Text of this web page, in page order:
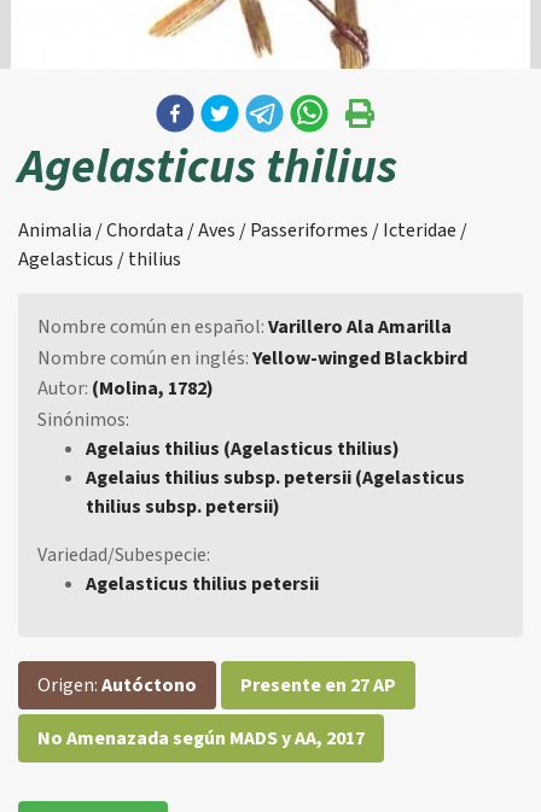
Agelasticus thilius
Animalia / Chordata / Aves / Passeriformes / Icteridae /
Agelasticus / thilius
Nombre común en español:Varillero Ala Amarilla
Nombre común en inglés:Yellow-winged Blackbird
Autor: (Molina, 1782)
Sinónimos:
Agelaius thilius (Agelasticus thilius)
Agelaius thilius subsp. petersii (Agelasticus
thilius subsp. petersii)
Variedad/Subespecie:
Agelasticus thilius petersii
Origen:Autóctono
Presente en 27 AP
No Amenazada según MADS y AA, 2017